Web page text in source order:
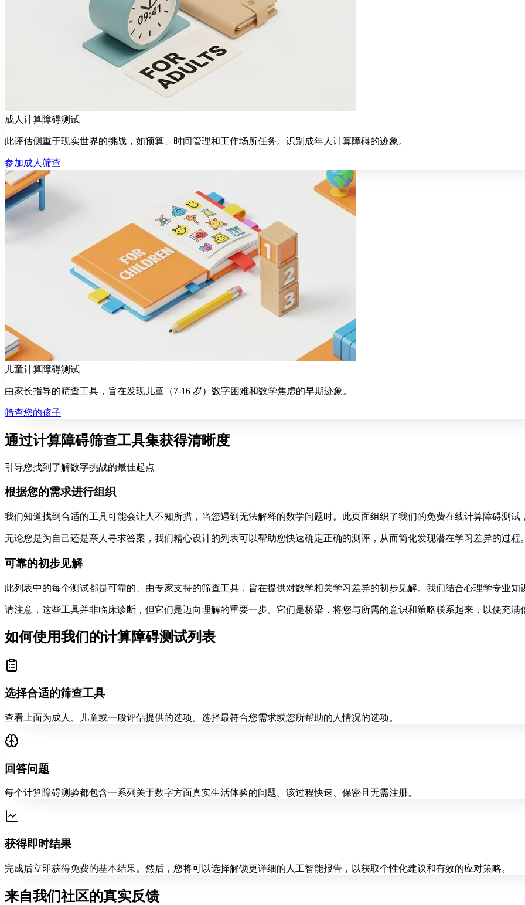
成人计算障碍测试
此评估侧重于现实世界的挑战，如预算、时间管理和工作场所任务。识别成年人计算障碍的迹象。
参加成人筛查
儿童计算障碍测试
由家长指导的筛查工具，旨在发现儿童（7-16 岁）数字困难和数学焦虑的早期迹象。
筛查您的孩子
通过计算障碍筛查工具集获得清晰度
引导您找到了解数字挑战的最佳起点
根据您的需求进行组织
我们知道找到合适的工具可能会让人不知所措，当您遇到无法解释的数学问题时。此页面组织了我们的免费在线计算障碍测
无论您是为自己还是亲人寻求答案，我们精心设计的列表可以帮助您快速确定正确的测评，从而简化发现潜在学习差异的过程
可靠的初步见解
此列表中的每个测试都是可靠的、由专家支持的筛查工具，旨在提供对数学相关学习差异的初步见解。我们结合心理学专业
请注意，这些工具并非临床诊断，但它们是迈向理解的重要一步。它们是桥梁，将您与所需的意识和策略联系起来，以便充满
如何使用我们的计算障碍测试列表
选择合适的筛查工具
查看上面为成人、儿童或一般评估提供的选项。选择最符合您需求或您所帮助的人情况的选项。
回答问题
每个计算障碍测验都包含一系列关于数字方面真实生活体验的问题。该过程快速、保密且无需注册。
获得即时结果
完成后立即获得免费的基本结果。然后，您将可以选择解锁更详细的人工智能报告，以获取个性化建议和有效的应对策略。
来自我们社区的真实反馈